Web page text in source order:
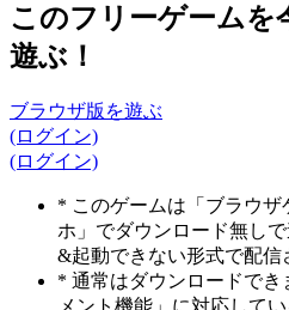
このフリーゲームを
遊ぶ！
ブラウザ版を遊ぶ
(ログイン)
(ログイン)
* このゲームは「ブラウザ
ホ」でダウンロード無し
&起動できない形式で配信
* 通常はダウンロードでき
メント機能」に対応して